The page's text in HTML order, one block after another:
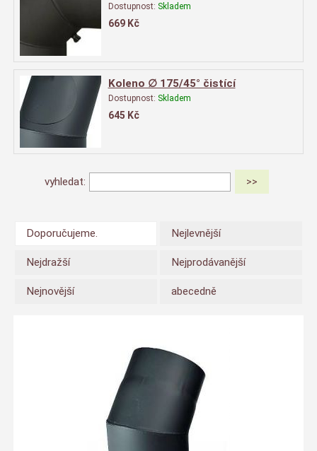
Dostupnost: Skladem
669 Kč
Koleno ∅ 175/45° čistící
Dostupnost: Skladem
645 Kč
vyhledat:
Doporučujeme. Nejlevnější
Nejdražší Nejprodávanější
Nejnovější abecedně